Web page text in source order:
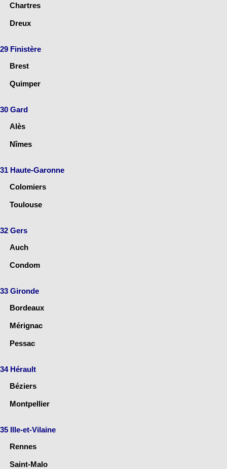
Chartres
Dreux
29 Finistère
Brest
Quimper
30 Gard
Alès
Nîmes
31 Haute-Garonne
Colomiers
Toulouse
32 Gers
Auch
Condom
33 Gironde
Bordeaux
Mérignac
Pessac
34 Hérault
Béziers
Montpellier
35 Ille-et-Vilaine
Rennes
Saint-Malo